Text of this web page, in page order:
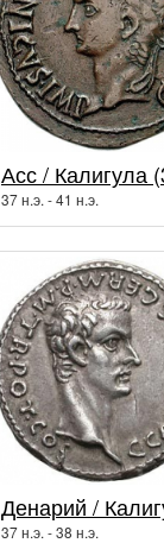
37 н.э. - 41 н.э.
37 н.э. - 38 н.э.